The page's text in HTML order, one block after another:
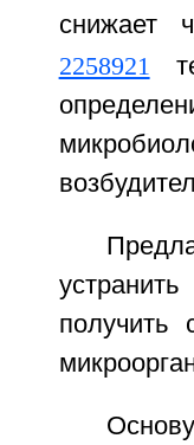
снижает
2258921
получить